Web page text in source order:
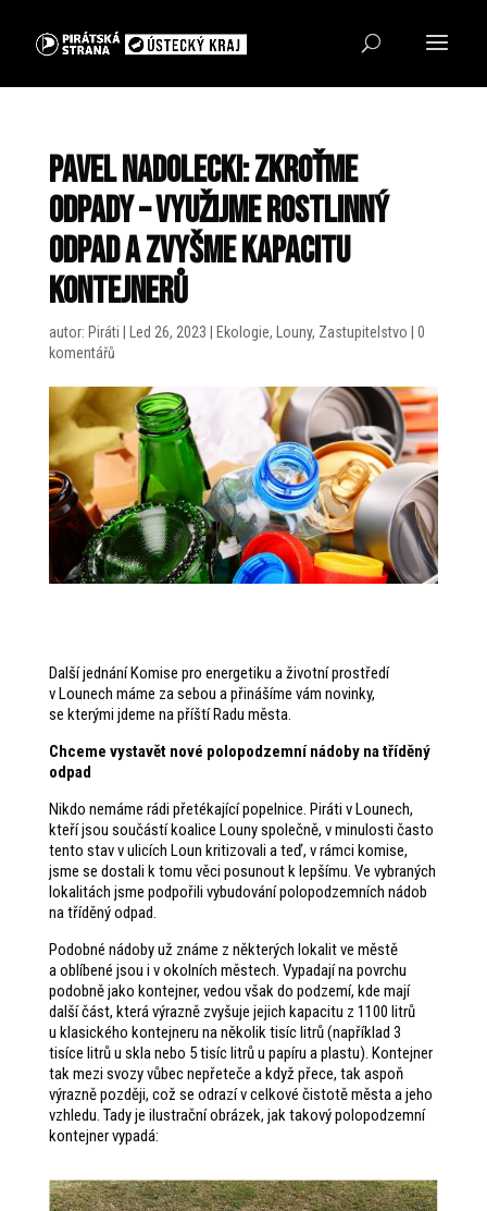
Pavel Nadolecki: Zkroťme
odpady – využijme rostlinný
odpad a zvyšme kapacitu
kontejnerů
autor: Piráti Led 26, 2023 Ekologie, Louny, Zastupitelstvo
0
komentářů
Další jednání Komise pro energetiku a životní prostředí
v Lounech máme za sebou a přinášíme vám novinky,
se kterými jdeme na příští Radu města.
Chceme vystavět nové polopodzemní nádoby na tříděný
odpad
Nikdo nemáme rádi přetékající popelnice. Piráti v Lounech,
kteří jsou součástí koalice Louny společně, v minulosti často
tento stav v ulicích Loun kritizovali a teď, v rámci komise,
jsme se dostali k tomu věci posunout k lepšímu. Ve vybraných
lokalitách jsme podpořili vybudování polopodzemních nádob
na tříděný odpad.
Podobné nádoby už známe z některých lokalit ve městě
a oblíbené jsou i v okolních městech. Vypadají na povrchu
podobně jako kontejner, vedou však do podzemí, kde mají
další část, která výrazně zvyšuje jejich kapacitu z 1100 litrů
u klasického kontejneru na několik tisíc litrů (například 3
tisíce litrů u skla nebo 5 tisíc litrů u papíru a plastu). Kontejner
tak mezi svozy vůbec nepřeteče a když přece, tak aspoň
výrazně později, což se odrazí v celkové čistotě města a jeho
vzhledu. Tady je ilustrační obrázek, jak takový polopodzemní
kontejner vypadá: